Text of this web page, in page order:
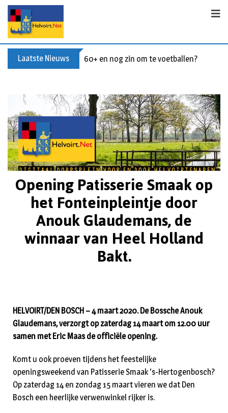
Laatste Nieuws 60+ en nog zin om te voetballen? Kom
Opening Patisserie Smaak op
het Fonteinpleintje door
Anouk Glaudemans, de
winnaar van Heel Holland
Bakt.
HELVOIRT/DEN BOSCH – 4 maart 2020. De Bossche Anouk
Glaudemans, verzorgt op zaterdag 14 maart om 12.00 uur
samen met Eric Maas de officiële opening.
Komt u ook proeven tijdens het feestelijke
openingsweekend van Patisserie Smaak ‘s-Hertogenbosch?
Op zaterdag 14 en zondag 15 maart vieren we dat Den
Bosch een heerlijke verwenwinkel rijker is.